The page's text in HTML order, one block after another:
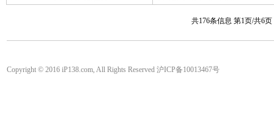
共176条信息 第1页/共6
Copyright © 2016 iP138.com, All Rights Reserved 沪ICP备10013467号